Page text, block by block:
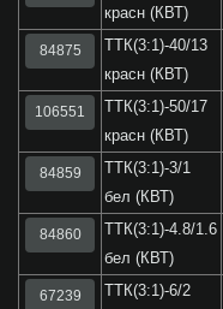
красн (КВТ)
84875
ТТК(3:1)-40/13
красн (КВТ)
106551
ТТК(3:1)-50/17
красн (КВТ)
84859
ТТК(3:1)-3/1
бел (КВТ)
84860
ТТК(3:1)-4.8/1.6
бел (КВТ)
67239
ТТК(3:1)-6/2